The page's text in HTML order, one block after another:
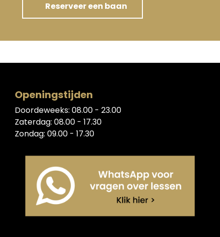
Reserveer een baan
Openingstijden
Doordeweeks: 08.00 - 23.00
Zaterdag: 08.00 - 17.30
Zondag: 09.00 - 17.30